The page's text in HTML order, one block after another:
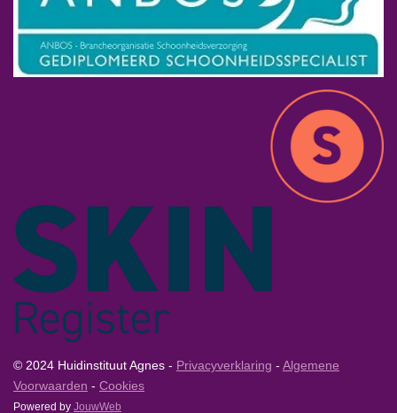
© 2024 Huidinstituut Agnes - Privacyverklaring - Algemene
Voorwaarden - Cookies
Powered by JouwWeb